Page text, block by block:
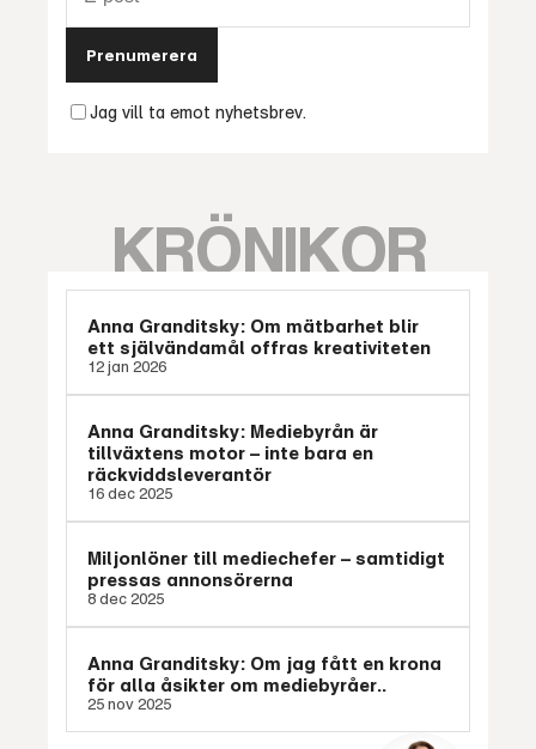
Prenumerera
Jag vill ta emot nyhetsbrev.
KRÖNIKOR
Anna Granditsky: Om mätbarhet blir
ett självändamål offras kreativiteten
12 jan 2026
Anna Granditsky: Mediebyrån är
tillväxtens motor – inte bara en
räckviddsleverantör
16 dec 2025
Miljonlöner till mediechefer – samtidigt
pressas annonsörerna
8 dec 2025
Anna Granditsky: Om jag fått en krona
för alla åsikter om mediebyråer..
25 nov 2025